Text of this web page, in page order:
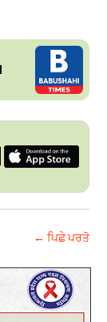
← ਪਿਛੇ ਪਰਤੋ